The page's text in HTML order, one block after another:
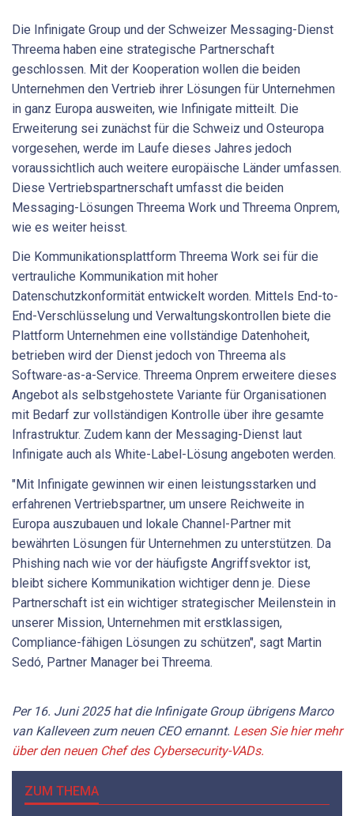
Die Infinigate Group und der Schweizer Messaging-Dienst
Threema haben eine strategische Partnerschaft
geschlossen. Mit der Kooperation wollen die beiden
Unternehmen den Vertrieb ihrer Lösungen für Unternehmen
in ganz Europa ausweiten, wie Infinigate mitteilt. Die
Erweiterung sei zunächst für die Schweiz und Osteuropa
vorgesehen, werde im Laufe dieses Jahres jedoch
voraussichtlich auch weitere europäische Länder umfassen.
Diese Vertriebspartnerschaft umfasst die beiden
Messaging-Lösungen Threema Work und Threema Onprem,
wie es weiter heisst.
Die Kommunikationsplattform Threema Work sei für die
vertrauliche Kommunikation mit hoher
Datenschutzkonformität entwickelt worden. Mittels End-to-
End-Verschlüsselung und Verwaltungskontrollen biete die
Plattform Unternehmen eine vollständige Datenhoheit,
betrieben wird der Dienst jedoch von Threema als
Software-as-a-Service. Threema Onprem erweitere dieses
Angebot als selbstgehostete Variante für Organisationen
mit Bedarf zur vollständigen Kontrolle über ihre gesamte
Infrastruktur. Zudem kann der Messaging-Dienst laut
Infinigate auch als White-Label-Lösung angeboten werden.
"Mit Infinigate gewinnen wir einen leistungsstarken und
erfahrenen Vertriebspartner, um unsere Reichweite in
Europa auszubauen und lokale Channel-Partner mit
bewährten Lösungen für Unternehmen zu unterstützen. Da
Phishing nach wie vor der häufigste Angriffsvektor ist,
bleibt sichere Kommunikation wichtiger denn je. Diese
Partnerschaft ist ein wichtiger strategischer Meilenstein in
unserer Mission, Unternehmen mit erstklassigen,
Compliance-fähigen Lösungen zu schützen", sagt Martin
Sedó, Partner Manager bei Threema.
Per 16. Juni 2025 hat die Infinigate Group übrigens Marco
van Kalleveen zum neuen CEO ernannt. Lesen Sie hier mehr
über den neuen Chef des Cybersecurity-VADs.
ZUM THEMA